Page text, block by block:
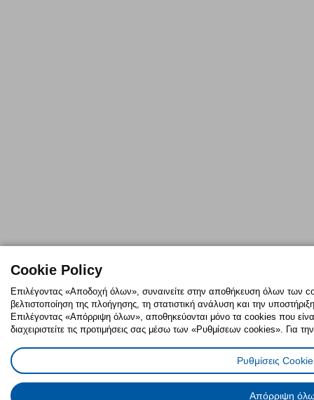
Cookie Policy
Επιλέγοντας «Αποδοχή όλων», συναινείτε στην αποθήκευση όλων των
βελτιστοποίηση της πλοήγησης, τη στατιστική ανάλυση και την
Επιλέγοντας «Απόρριψη όλων», αποθηκεύονται μόνο τα cookies που
διαχειριστείτε τις προτιμήσεις σας μέσω των «Ρυθμίσεων cookies». Για
Ρυθμίσεις
Απόρριψη